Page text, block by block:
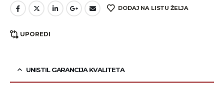
DODAJ NA LISTU ŽELJA
UPOREDI
UNISTIL GARANCIJA KVALITETA